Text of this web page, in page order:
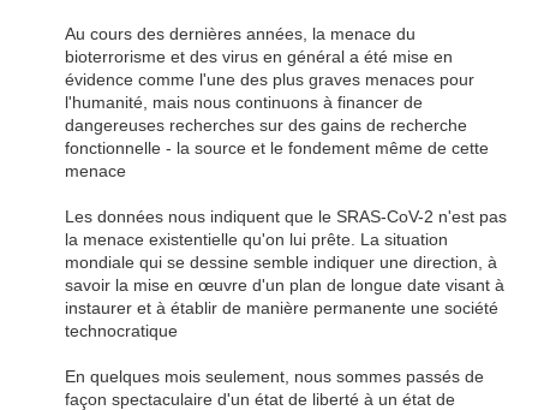
Au cours des dernières années, la menace du
bioterrorisme et des virus en général a été mise en
évidence comme l'une des plus graves menaces pour
l'humanité, mais nous continuons à financer de
dangereuses recherches sur des gains de recherche
fonctionnelle - la source et le fondement même de cette
menace
Les données nous indiquent que le SRAS-CoV-2 n'est pas
la menace existentielle qu'on lui prête. La situation
mondiale qui se dessine semble indiquer une direction, à
savoir la mise en œuvre d'un plan de longue date visant à
instaurer et à établir de manière permanente une société
technocratique
En quelques mois seulement, nous sommes passés de
façon spectaculaire d'un état de liberté à un état de